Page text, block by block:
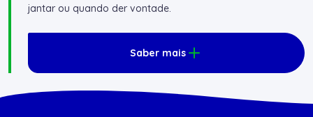
jantar ou quando der vontade.
Saber mais